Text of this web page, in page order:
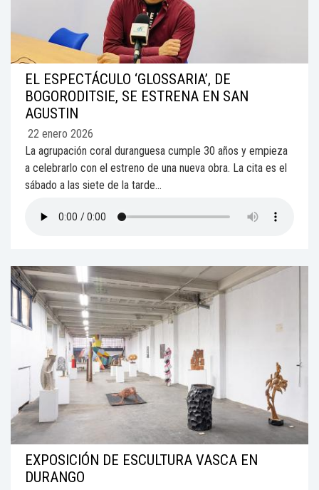
EL ESPECTÁCULO ‘GLOSSARIA’, DE
BOGORODITSIE, SE ESTRENA EN SAN
AGUSTIN
22 enero 2026
La agrupación coral duranguesa cumple 30 años y empieza
a celebrarlo con el estreno de una nueva obra. La cita es el
sábado a las siete de la tarde...
EXPOSICIÓN DE ESCULTURA VASCA EN
DURANGO